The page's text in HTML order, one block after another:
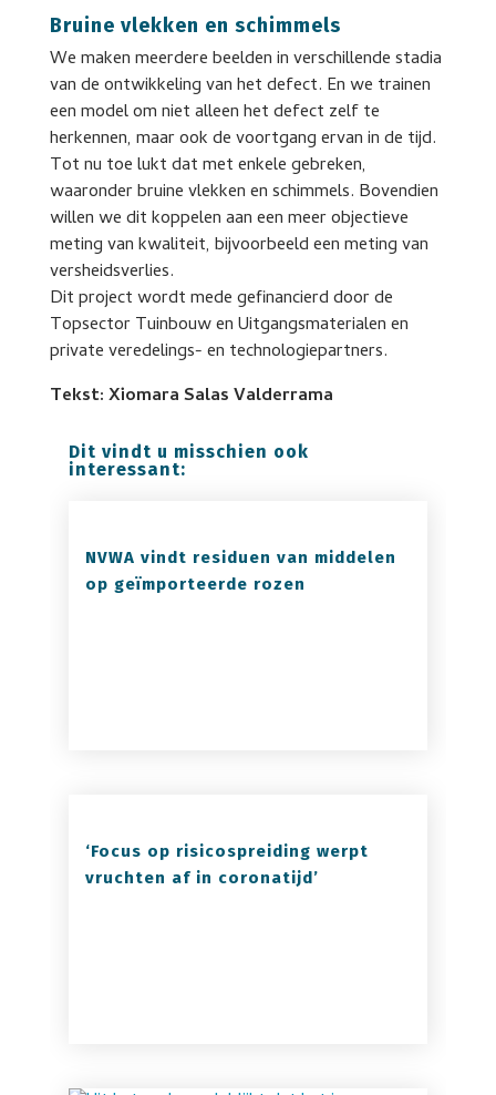
Bruine vlekken en schimmels
We maken meerdere beelden in verschillende stadia
van de ontwikkeling van het defect. En we trainen
een model om niet alleen het defect zelf te
herkennen, maar ook de voortgang ervan in de tijd.
Tot nu toe lukt dat met enkele gebreken,
waaronder bruine vlekken en schimmels. Bovendien
willen we dit koppelen aan een meer objectieve
meting van kwaliteit, bijvoorbeeld een meting van
versheidsverlies.
Dit project wordt mede gefinancierd door de
Topsector Tuinbouw en Uitgangsmaterialen en
private veredelings- en technologiepartners.
Tekst: Xiomara Salas Valderrama
Dit vindt u misschien ook
interessant:
NVWA vindt residuen van middelen
op geïmporteerde rozen
‘Focus op risicospreiding werpt
vruchten af in coronatijd’